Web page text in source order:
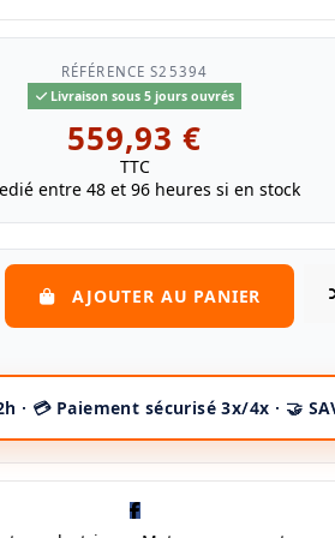
RÉFÉRENCE S25394
Livraison sous 5 jours ouvrés
559,93 €
TTC
entre 48 et 96 heures si en stock
AJOUTER AU PANIER